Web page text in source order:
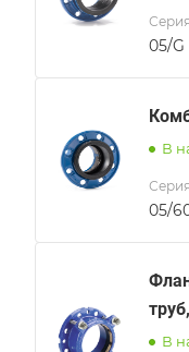
Серия
05/G
В
Серия
05/
В